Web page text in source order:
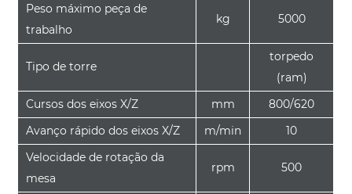
Peso máximo peça de
trabalho
kg 5000
Tipo de torre
torpedo
(ram)
Cursos dos eixos X/Z
mm
800/620
Avanço rápido dos eixos X/Z
m/min
10
Velocidade de rotação da
mesa
rpm 500